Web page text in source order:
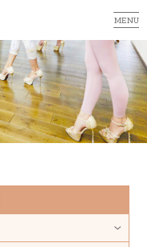
MENU